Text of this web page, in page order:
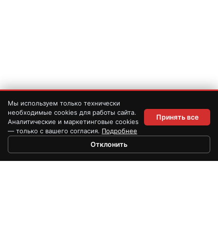
Мы используем только технически
необходимые cookies для работы сайта.
Аналитические и маркетинговые cookies
— только с вашего согласия. Подробнее
Принять все
Отклонить